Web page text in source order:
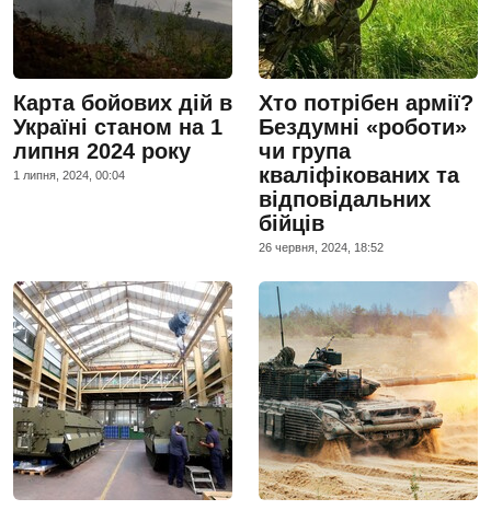
Карта бойових дій в
Україні станом на 1
липня 2024 року
1 липня, 2024, 00:04
Хто потрібен армії?
Бездумні «роботи»
чи група
кваліфікованих та
відповідальних
бійців
26 червня, 2024, 18:52